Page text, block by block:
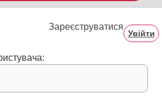
Зареєструватися
Увійти